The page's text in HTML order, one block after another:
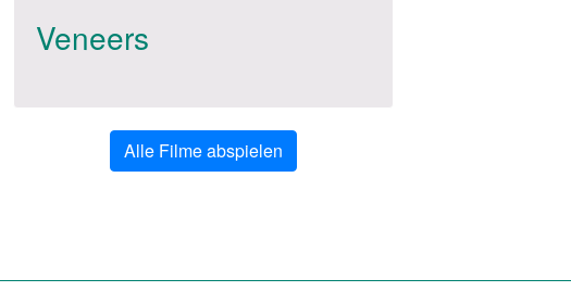
Veneers
Alle Filme abspielen